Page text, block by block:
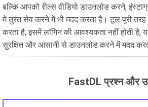
बल्कि आपको रील्स वीडियो डाउनलोड करने,
में तुरंत सेव करने में भी मदद करता है। टूल पूरी
करता है, इसमें लॉगिन की आवश्यकता नहीं होती है,
सुरक्षित और आसानी से डाउनलोड करने में मदद
FastDL प्रश्न और